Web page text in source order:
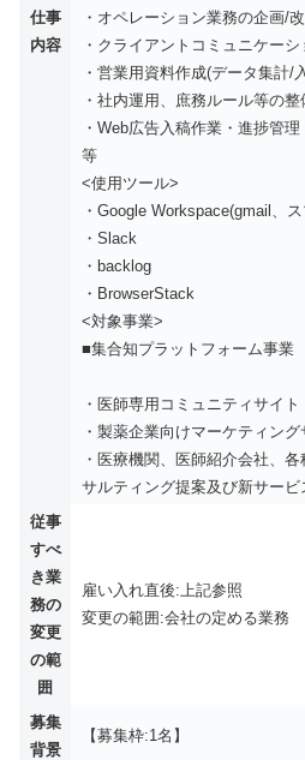
仕事
内容
・オペレーション業務の企画/
・クライアントコミュニケーシ
・営業用資料作成(データ集計/
・社内運用、庶務ルール等の整
・Web広告入稿作業・進捗管理
等
<使用ツール>
・Google Workspace(gmail、
・Slack
・backlog
・BrowserStack
<対象事業>
■集合知プラットフォーム事業
・医師専用コミュニティサイ
・製薬企業向けマーケティン
・医療機関、医師紹介会社、
サルティング提案及び新サービ
従事
すべ
き業
務の
変更
の範
囲
雇い入れ直後:上記参照
変更の範囲:会社の定める業務
募集
背景
【募集枠:1名】